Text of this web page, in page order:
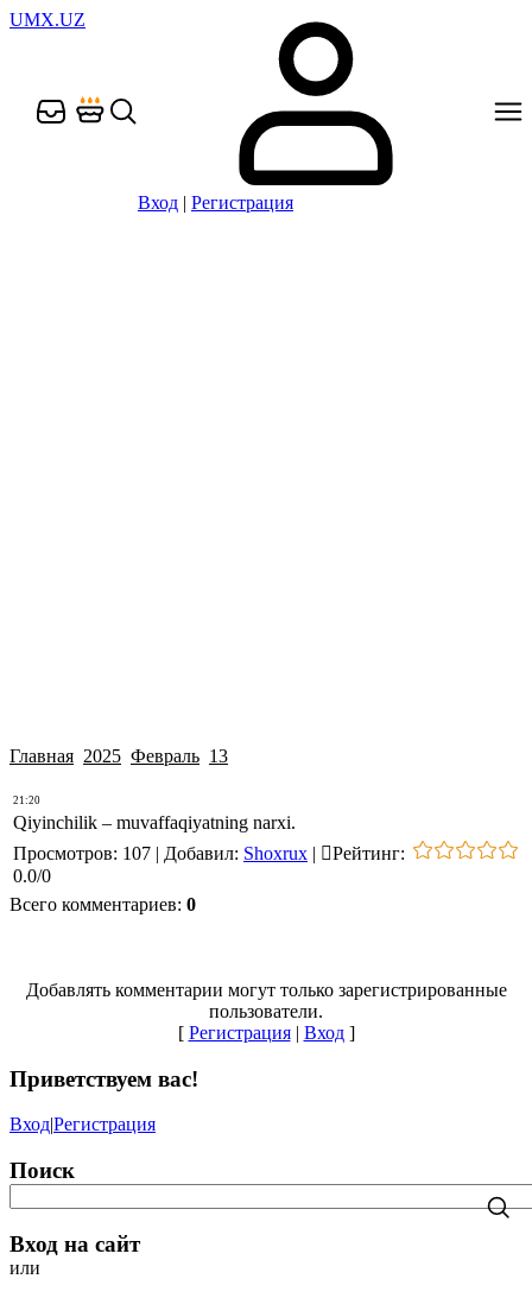
UMX.UZ
Вход | Регистрация
Главная 2025 Февраль 13
21:20
Qiyinchilik – muvaffaqiyatning narxi.
Просмотров: 107 | Добавил: Shoxrux | Рейтинг:
0.0/0
Всего комментариев: 0
Добавлять комментарии могут только зарегистрированные
пользователи.
[ Регистрация| Вход]
Приветствуем вас!
Вход|Регистрация
Поиск
Вход на сайт
или